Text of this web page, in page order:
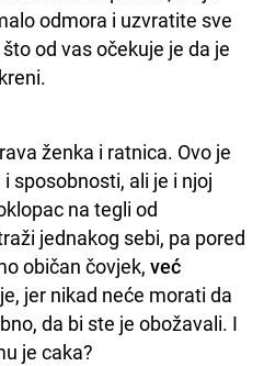
odmora i uzvratite sve
od vas očekuje je da je
ženka i ratnica. Ovo je
sposobnosti, ali je i njoj
na tegli od
jednakog sebi, pa pored
običan čovjek, već
jer nikad neće morati da
da bi ste je obožavali. I
je caka?